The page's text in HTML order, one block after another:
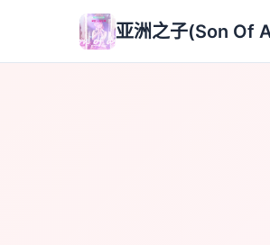
亚洲之子(Son Of